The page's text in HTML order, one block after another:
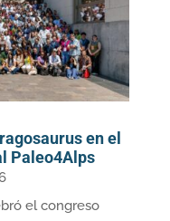
en el
Paleo4Alps
el congreso